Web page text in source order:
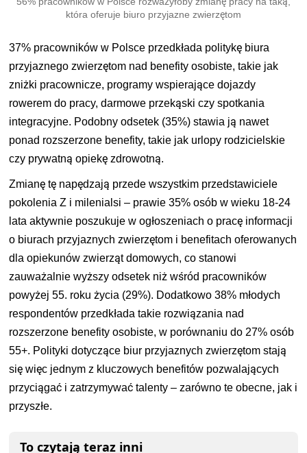
która oferuje biuro przyjazne zwierzętom
37% pracowników w Polsce przedkłada politykę biura
przyjaznego zwierzętom nad benefity osobiste, takie jak
zniżki pracownicze, programy wspierające dojazdy
rowerem do pracy, darmowe przekąski czy spotkania
integracyjne. Podobny odsetek (35%) stawia ją nawet
ponad rozszerzone benefity, takie jak urlopy rodzicielskie
czy prywatną opiekę zdrowotną.
Zmianę tę napędzają przede wszystkim przedstawiciele
pokolenia Z i milenialsi – prawie 35% osób w wieku 18-24
lata aktywnie poszukuje w ogłoszeniach o pracę informacji
o biurach przyjaznych zwierzętom i benefitach oferowanych
dla opiekunów zwierząt domowych, co stanowi
zauważalnie wyższy odsetek niż wśród pracowników
powyżej 55. roku życia (29%). Dodatkowo 38% młodych
respondentów przedkłada takie rozwiązania nad
rozszerzone benefity osobiste, w porównaniu do 27% osób
55+. Polityki dotyczące biur przyjaznych zwierzętom stają
się więc jednym z kluczowych benefitów pozwalających
przyciągać i zatrzymywać talenty – zarówno te obecne, jak i
przyszłe.
To czytają teraz inni